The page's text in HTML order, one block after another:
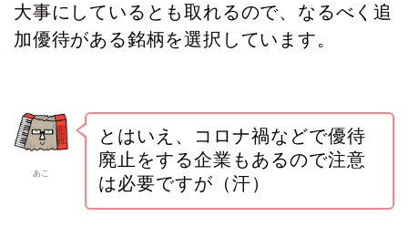
大事にしているとも取れるので、なるべく追
加優待がある銘柄を選択しています。
あこ
とはいえ、コロナ禍などで優待
廃止をする企業もあるので注意
は必要ですが（汗）